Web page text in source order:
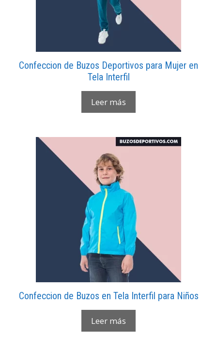
Confeccion de Buzos Deportivos para Mujer en
Tela Interfil
Leer más
Confeccion de Buzos en Tela Interfil para Niños
Leer más